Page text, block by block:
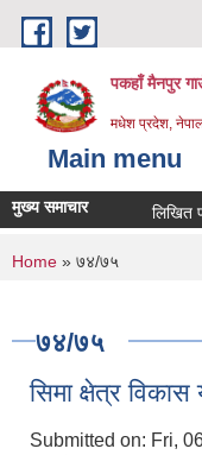
Skip to main content
पकहाँ मैनपुर
मधेश प्रदेश,
Main menu
मुख्य समाचार लिखित
You are here
Home » ७४/७५
७४/७५
सिमा क्षेत्र विकास
Submitted on: Fri,